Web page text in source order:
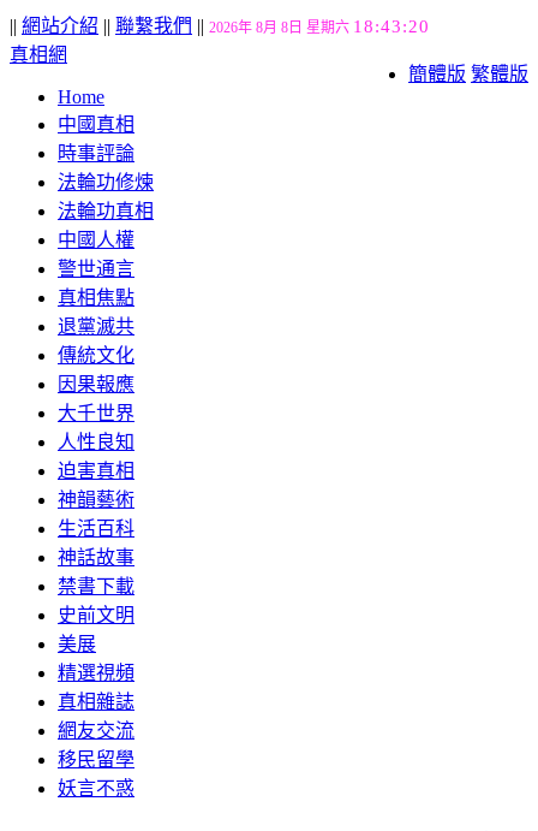
|| 網站介紹 || 聯繫我們 || 2026年 8月 8日 星期六 18:43:21
簡體版 繁體版
真相網
Home
中國真相
時事評論
法輪功修煉
法輪功真相
中國人權
警世通言
真相焦點
退黨滅共
傳統文化
因果報應
大千世界
人性良知
迫害真相
神韻藝術
生活百科
神話故事
禁書下載
史前文明
美展
精選視頻
真相雜誌
網友交流
移民留學
妖言不惑